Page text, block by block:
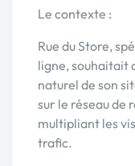
Le contexte :
Rue du Store,
ligne, souhaitait
naturel de son
sur le réseau de
multipliant les
trafic.